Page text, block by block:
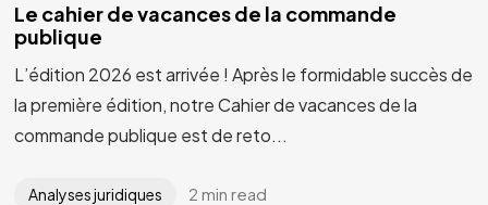
Le cahier de vacances de la commande
publique
L’édition 2026 est arrivée ! Après le formidable succès de
la première édition, notre Cahier de vacances de la
commande publique est de reto...
Analyses juridiques 2 min read